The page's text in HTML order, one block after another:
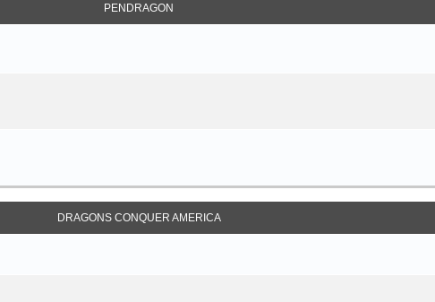
PENDRAGON
DRAGONS CONQUER AMERICA